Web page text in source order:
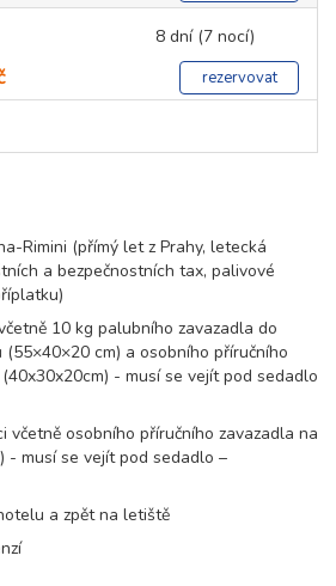
8 dní (7 nocí)
rezervovat
4 dny (3 noci)
rezervovat
8 dní (7 nocí)
5 dní (4 noci)
Rimini (přímý let z Prahy, letecká
a bezpečnostních tax, palivové
10 kg palubního zavazadla do
cm) a osobního příručního
- musí se vejít pod sedadlo
včetně osobního příručního zavazadla na
- musí se vejít pod sedadlo –
a zpět na letiště